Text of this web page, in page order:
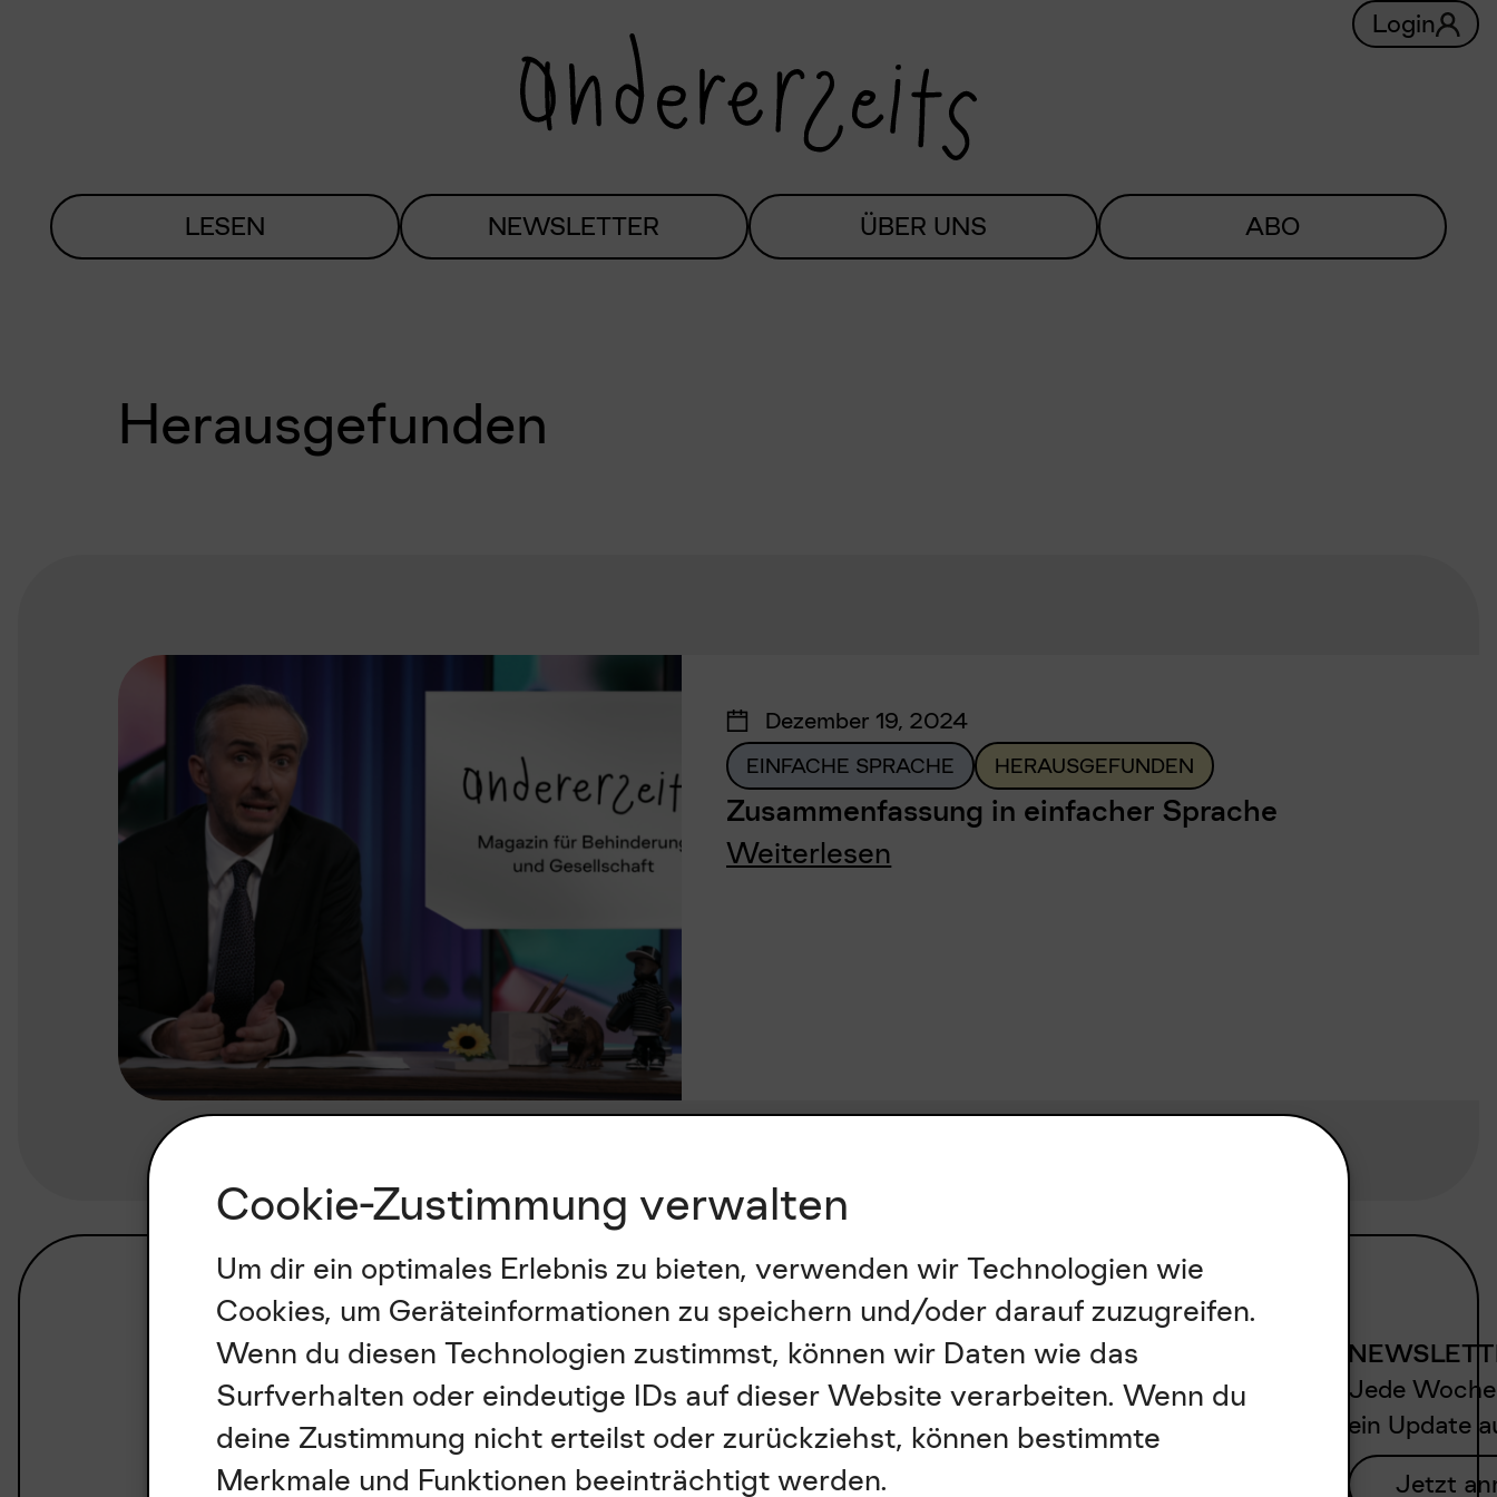
Cookie-Zustimmung verwalten
Um dir ein optimales Erlebnis zu bieten, verwenden wir Technologien wie
Cookies, um Geräteinformationen zu speichern und/oder darauf zuzugreifen.
Wenn du diesen Technologien zustimmst, können wir Daten wie das
Surfverhalten oder eindeutige IDs auf dieser Website verarbeiten. Wenn du
deine Zustimmung nicht erteilst oder zurückziehst, können bestimmte
Merkmale und Funktionen beeinträchtigt werden.
Login
LESEN NEWSLETTER ÜBER UNS ABO
Herausgefunden
Dezember 19, 2024
EINFACHE SPRACHE HERAUSGEFUNDEN
Zusammenfassung in einfacher Sprache
Weiterlesen
Jede
ein Update
Jetzt